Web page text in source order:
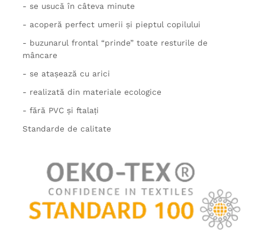
- se usucă în câteva minute
- acoperă perfect umerii și pieptul copilului
- buzunarul frontal “prinde” toate resturile de
mâncare
- se atașează cu arici
- realizată din materiale ecologice
- fără PVC și ftalați
Standarde de calitate